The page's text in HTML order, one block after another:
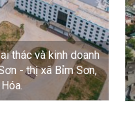
thác và kinh doanh
- thị xã Bỉm Sơn,